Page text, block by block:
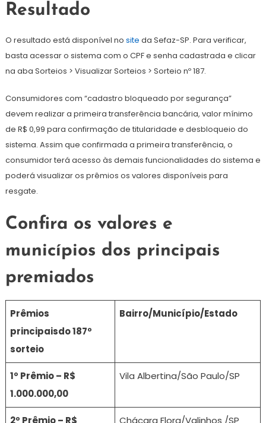
Resultado​
​O resultado está disponível no site da Sefaz-SP. Para verificar,
basta acessar o sistema com o CPF e senha cadastrada e clicar
na aba Sorteios > Visualizar Sorteios > Sorteio nº 187.
Consumidores com “cadastro bloqueado por segurança”
devem realizar a primeira transferência bancária, valor mínimo
de R$ 0,99 para confirmação de titularidade e desbloqueio do
sistema. Assim que confirmada a primeira transferência, o
consumidor terá acesso às demais funcionalidades do sistema e
poderá visualizar os prêmios os valores disponíveis para
resgate.
Confira os valores e
municípios dos principais
premiados
Prêmios
principaisdo 187º
sorteio
Bairro/Município/Estado
1º Prêmio – R$
1.000.000,00
Vila Albertina/São Paulo/SP
2º Prêmio – R$
Chácara Flora/Valinhos /SP